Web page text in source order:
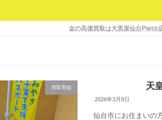
金の高価買取は大黒屋仙台Parco
買取実績 天
2026年3月8日
仙台市にお住まいの